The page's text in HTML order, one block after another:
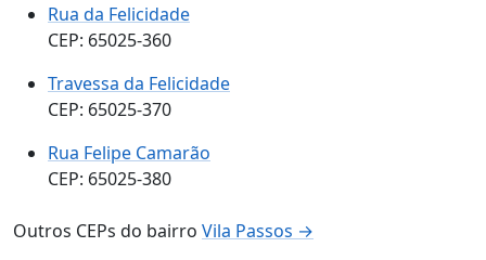
Rua da Felicidade
CEP: 65025-360
Travessa da Felicidade
CEP: 65025-370
Rua Felipe Camarão
CEP: 65025-380
Outros CEPs do bairro Vila Passos →